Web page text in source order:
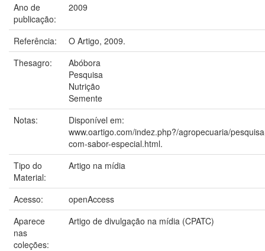
Ano de
publicação:
2009
Referência:
O Artigo, 2009.
Thesagro:
Abóbora
Pesquisa
Nutrição
Semente
Notas:
Disponível em:
www.oartigo.com/indez.php?/agropecuaria/
com-sabor-especial.html.
Tipo do
Material:
Artigo na mídia
Acesso:
openAccess
Aparece
nas
coleções:
Artigo de divulgação na mídia (CPATC)